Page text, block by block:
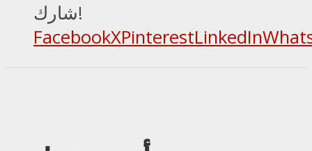
شارك!
FacebookXPinterestLinkedIn